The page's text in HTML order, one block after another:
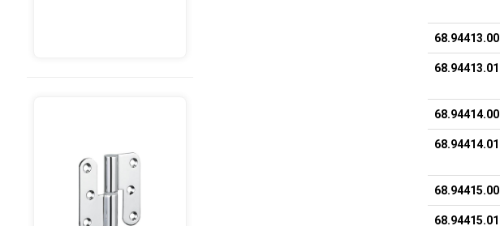
68.94413.00
68.94413.01
68.94414.00
68.94414.01
68.94415.00
68.94415.01